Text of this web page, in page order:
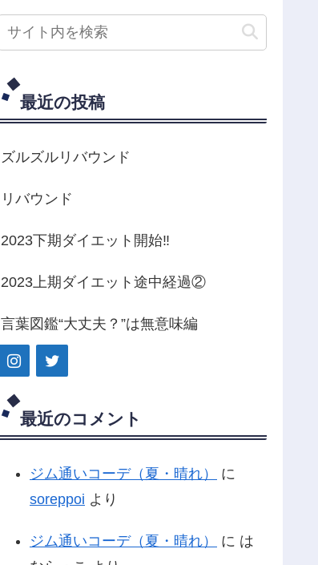
最近の投稿
ズルズルリバウンド
リバウンド
2023下期ダイエット開始‼️
2023上期ダイエット途中経過②
言葉図鑑“大丈夫？”は無意味編
最近のコメント
ジム通いコーデ（夏・晴れ）
に
soreppoi より
ジム通いコーデ（夏・晴れ） に は